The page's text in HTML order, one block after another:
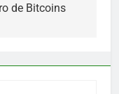
de Bitcoins